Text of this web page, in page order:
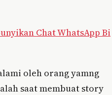
Chat WhatsApp Bi
oleh orang yamng
saat membuat story